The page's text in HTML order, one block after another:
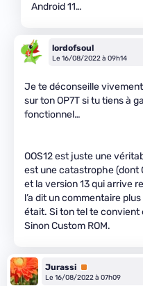
Android 11…
lordofsoul
Le 16/08/2022 à 09h14
Je te déconseille vivement
sur ton OP7T si tu tiens à
fonctionnel…
OOS12 est juste une
est une catastrophe (dont
et la version 13 qui arrive
l’a dit un commentaire
était. Si ton tel te convient
Sinon Custom ROM.
Jurassi Premium
Le 16/08/2022 à 07h09